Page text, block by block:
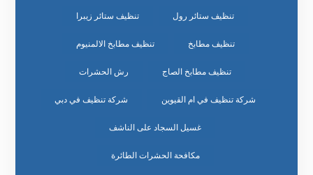
تنظيف ستائر رول تنظيف ستائر زيبرا
تنظيف مطابخ تنظيف مطابخ الالمنيوم
تنظيف مطابخ الصاج رش الحشرات
شركة تنظيف في ام القيوين شركة تنظيف في دبي
غسيل السجاد على الناشف
مكافحة الحشرات الطائرة